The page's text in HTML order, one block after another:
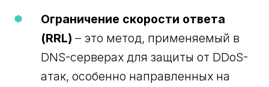
Ограничение скорости ответа
(RRL) – это метод, применяемый в
DNS-серверах для защиты от DDoS-
атак, особенно направленных на